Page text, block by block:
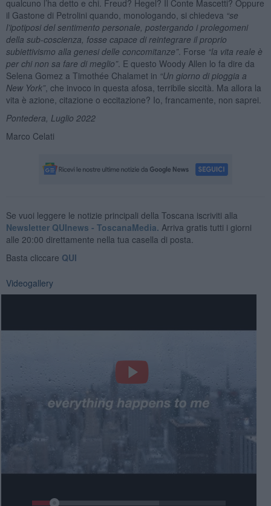
qualcuno l’ha detto e chi. Freud? Hegel? Il Conte Mascetti? Oppure
il Gastone di Petrolini quando, monologando, si chiedeva “se
l’ipotiposi del sentimento personale, postergando iprolegomeni
della sub-coscienza, fosse capace di reintegrare il proprio
subiettivismo alla genesi delle concomitanze”. Forse “la vita reale è
per chi non sa fare di meglio”. E questo Woody Allen lo fa dire da
Selena Gomez a Timothée Chalamet in “Un giorno di pioggia a
New York”, che invoco in questa afosa, terribile siccità. Ma allora la
vita è azione, citazione o eccitazione? Io, francamente, non saprei.
Pontedera, Luglio 2022
Marco Celati
Se vuoi leggere le notizie principali della Toscana iscriviti alla
Newsletter QUInews - ToscanaMedia. Arriva gratis tutti i giorni
alle 20:00 direttamente nella tua casella di posta.
Basta cliccare QUI
Videogallery